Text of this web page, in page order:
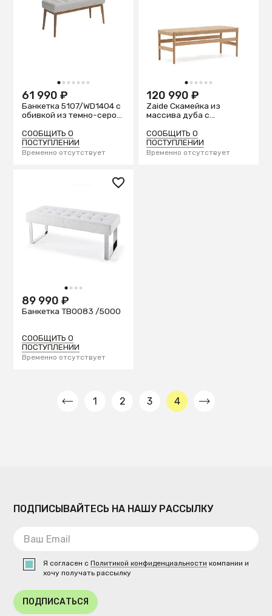
1 2 3 4 5 6 7
61 990 ₽
Банкетка 5107/WD1404 с
обивкой из темно-серой
СООБЩИТЬ О
ПОСТУПЛЕНИИ
Временно отсутствует
1 2 3 4 5 6
120 990 ₽
Zaide Скамейка из
массива дуба с
сиденьем из
веревочного шнура, 120
см
СООБЩИТЬ О
ПОСТУПЛЕНИИ
Временно отсутствует
1 2 3 4
89 990 ₽
Банкетка TB0083 /5000
СООБЩИТЬ О
ПОСТУПЛЕНИИ
Временно отсутствует
1 2 3 4
ПОДПИСЫВАЙТЕСЬ НА НАШУ РАССЫЛКУ
Я согласен сПолитикой конфиденциальности компании и
хочу получать рассылку
ПОДПИСАТЬСЯ